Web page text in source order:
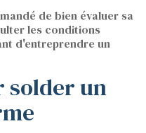
de bien évaluer sa
les conditions
d'entreprendre un
solder un